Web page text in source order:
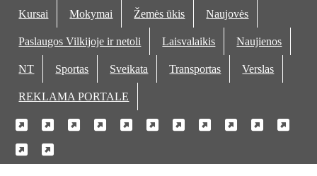
Skip
content
Kursai Mokymai Žemės ūkis Naujovės
Paslaugos Vilkijoje ir netoli Laisvalaikis Naujienos
NT Sportas Sveikata Transportas Verslas
REKLAMA PORTALE
Kursai
Mokymai
ŽemėsNaujovės
Paslaugos
Laisvalaikis
Naujienos
NT Sportas
Verslas
REKLAMA